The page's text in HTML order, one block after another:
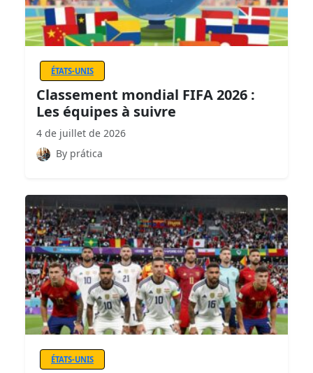
ÉTATS-UNIS
Classement mondial FIFA 2026 :
Les équipes à suivre
4 de juillet de 2026
By prática
ÉTATS-UNIS